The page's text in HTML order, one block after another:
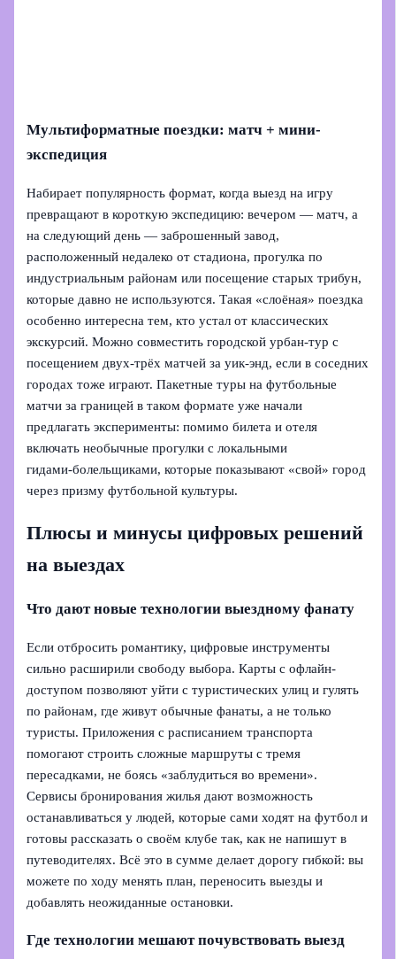
Мультиформатные поездки: матч + мини-
экспедиция
Набирает популярность формат, когда выезд на игру
превращают в короткую экспедицию: вечером — матч, а
на следующий день — заброшенный завод,
расположенный недалеко от стадиона, прогулка по
индустриальным районам или посещение старых трибун,
которые давно не используются. Такая «слоёная» поездка
особенно интересна тем, кто устал от классических
экскурсий. Можно совместить городской урбан-тур с
посещением двух-трёх матчей за уик-энд, если в соседних
городах тоже играют. Пакетные туры на футбольные
матчи за границей в таком формате уже начали
предлагать эксперименты: помимо билета и отеля
включать необычные прогулки с локальными
гидами‑болельщиками, которые показывают «свой» город
через призму футбольной культуры.
Плюсы и минусы цифровых решений
на выездах
Что дают новые технологии выездному фанату
Если отбросить романтику, цифровые инструменты
сильно расширили свободу выбора. Карты с офлайн-
доступом позволяют уйти с туристических улиц и гулять
по районам, где живут обычные фанаты, а не только
туристы. Приложения с расписанием транспорта
помогают строить сложные маршруты с тремя
пересадками, не боясь «заблудиться во времени».
Сервисы бронирования жилья дают возможность
останавливаться у людей, которые сами ходят на футбол и
готовы рассказать о своём клубе так, как не напишут в
путеводителях. Всё это в сумме делает дорогу гибкой: вы
можете по ходу менять план, переносить выезды и
добавлять неожиданные остановки.
Где технологии мешают почувствовать выезд